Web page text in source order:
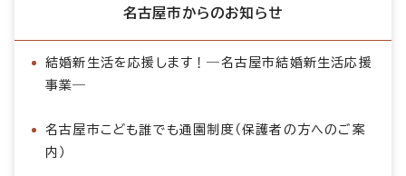
名古屋市からのお知らせ
結婚新生活を応援します！―名古屋市結婚新生活応援
事業―
名古屋市こども誰でも通園制度（保護者の方へのご案
内）